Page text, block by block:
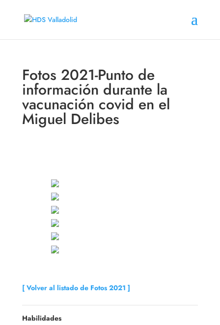
Fotos 2021-Punto de
información durante la
vacunación covid en el
Miguel Delibes
[ Volver al listado de Fotos 2021 ]
Habilidades